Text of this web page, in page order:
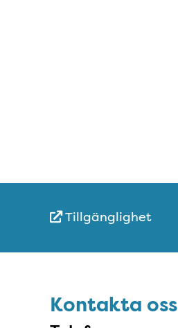
Snabblänkar
Tillgänglighet
Kontakta
Kontakta oss